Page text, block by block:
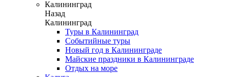
Калининград
Назад
Калининград
Туры в Калининград
Событийные туры
Новый год в Калининграде
Майские праздники в Калининграде
Отдых на море